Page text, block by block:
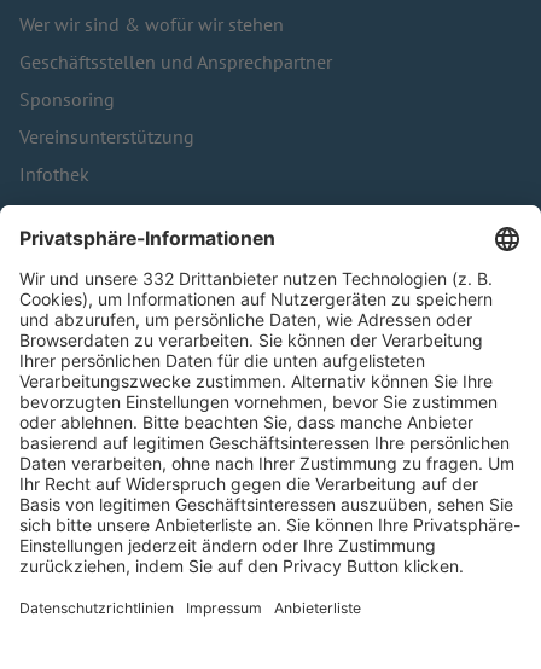
Wer wir sind & wofür wir stehen
Geschäftsstellen und Ansprechpartner
Sponsoring
Vereinsunterstützung
Infothek
Kontakt
HÄUFIG BESUCHTE SEITEN
Pässe und Vereinswechsel
Trainerausbildung
Schulungsangebot Vereinsmitarbeiter
BFV-Geschäftsstellen
Trainerbörse
Login SpielPlus
FOLGE DEM BFV